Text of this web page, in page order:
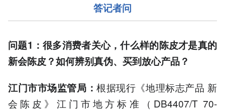
答记者问
问题1：很多消费者关心，什么样的陈皮才是真的
新会陈皮？如何辨别真伪、买到放心产品？
江门市市场监管局：根据现行《地理标志产品 新
会陈皮》江门市地方标准（DB4407/T 70-